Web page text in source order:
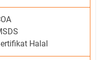
Halal